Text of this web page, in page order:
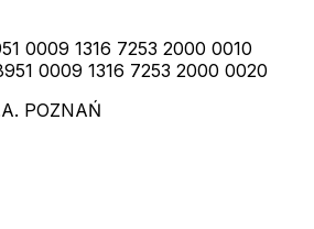
0009 1316 7253 2000 0010
0009 1316 7253 2000 0020
POZNAŃ